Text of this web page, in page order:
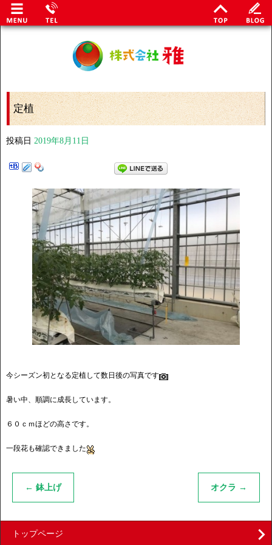
定植
投稿日 2019年8月11日
今シーズン初となる定植して数日後の写真です
暑い中、順調に成長しています。
６０ｃｍほどの高さです。
一段花も確認できました
← 鉢上げ オクラ →
トップページ